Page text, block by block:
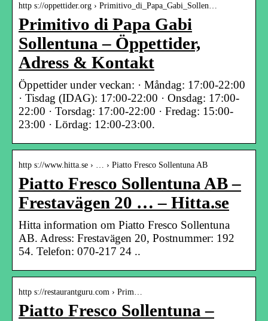
http s://oppettider.org › Primitivo_di_Papa_Gabi_Sollen…
Primitivo di Papa Gabi
Sollentuna – Öppettider,
Adress & Kontakt
Öppettider under veckan: · Måndag: 17:00-22:00
· Tisdag (IDAG): 17:00-22:00 · Onsdag: 17:00-
22:00 · Torsdag: 17:00-22:00 · Fredag: 15:00-
23:00 · Lördag: 12:00-23:00.
http s://www.hitta.se › … › Piatto Fresco Sollentuna AB
Piatto Fresco Sollentuna AB –
Frestavägen 20 … – Hitta.se
Hitta information om Piatto Fresco Sollentuna
AB. Adress: Frestavägen 20, Postnummer: 192
54. Telefon: 070-217 24 ..
http s://restaurantguru.com › Prim…
Piatto Fresco Sollentuna –